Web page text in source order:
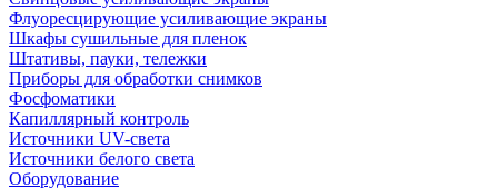
Флуоресцирующие усиливающие экраны
Шкафы сушильные для пленок
Штативы, пауки, тележки
Приборы для обработки снимков
Фосфоматики
Капиллярный контроль
Источники UV-света
Источники белого света
Оборудование